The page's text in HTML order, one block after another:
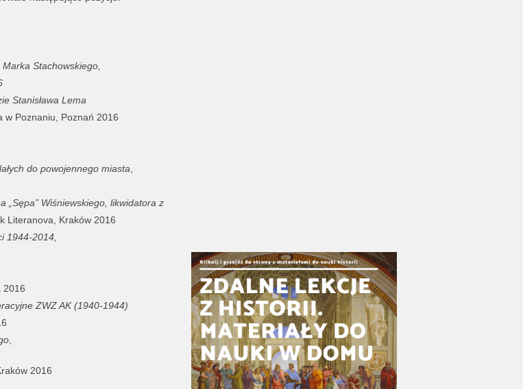
Stachowskiego,
Stanisława Lema
w Poznaniu, Poznań 2016
do powojennego miasta
„Sępa” Wiśniewskiego, likwidatora z
Literanova, Kraków 2016
1944-2014,
2016
ZWZ AK (1940-1944)
,
2016